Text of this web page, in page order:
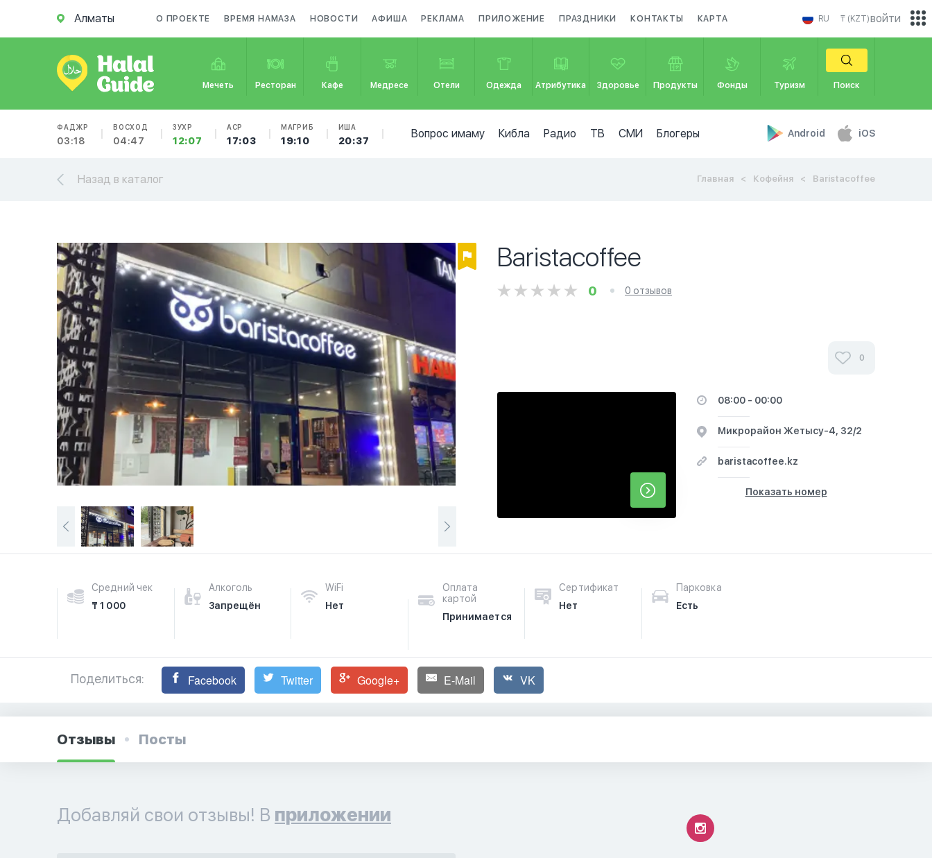
Алматы О ПРОЕКТЕ ВРЕМЯ НАМАЗА НОВОСТИ АФИША РЕКЛАМА ПРИЛОЖЕНИЕ ПРАЗДНИКИ КОНТАКТЫ КАРТА RU ₸ (KZT)
Мечеть Ресторан Кафе Медресе Отели Одежда Атрибутика Здоровье Продукты Фонды Туризм Поиск
ФАДЖР
03:18
ВОСХОД
04:47
ЗУХР
12:07
АСР
17:03
МАГРИБ
19:10
ИША
20:37
Вопрос имаму Кибла Радио ТВ СМИ Блогеры Android iOS
войти
Назад в каталог Главная Кофейня Baristacoffee
Baristacoffee
0 0 отзывов
0
08:00 - 00:00
​Микрорайон Жетысу-4, 32/2
baristacoffee.kz
Показать номер
Средний чек
₸ 1 000
Алкоголь
Запрещён
WiFi
Нет
Оплата
картой
Принимается
Сертификат
Нет
Парковка
Есть
Поделиться: Facebook Twitter Google+ E-Mail VK
Отзывы Посты
Добавляй свои отзывы! В приложении